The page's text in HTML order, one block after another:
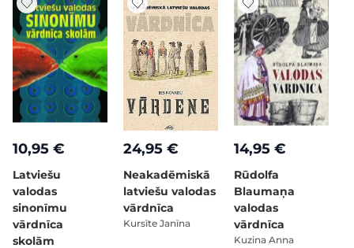
10,95 €
Latviešu
valodas
sinonīmu
vārdnīca
skolām
24,95 €
Neakadēmiskā
latviešu valodas
vārdnīca
Kursīte Janīna
14,95 €
Rūdolfa
Blaumaņa
valodas
vārdnīca
Kuzina Anna